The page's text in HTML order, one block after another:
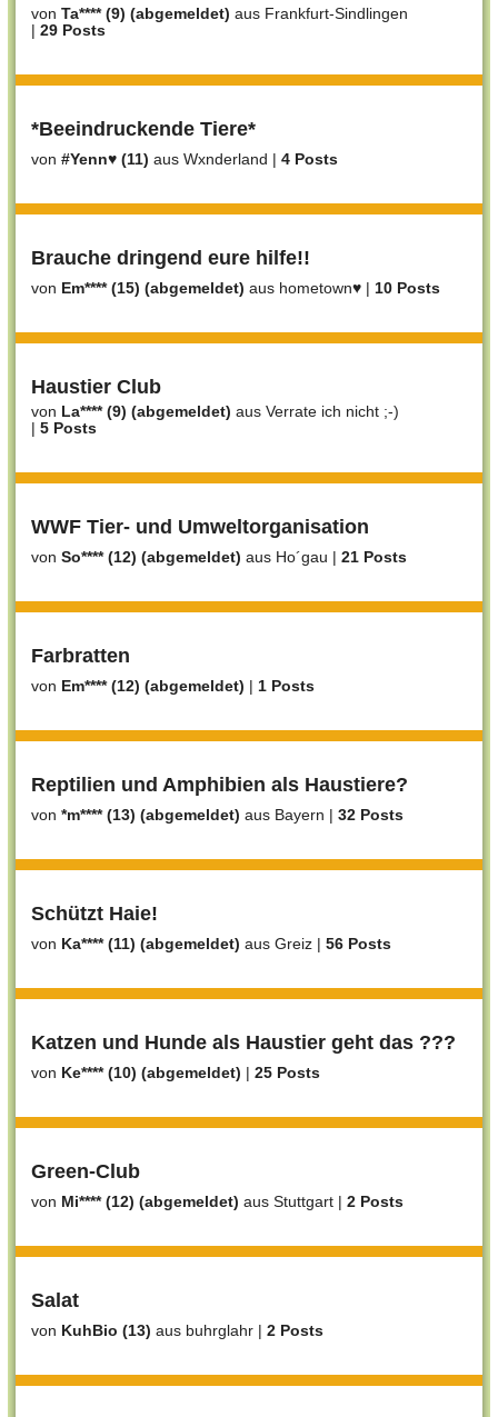
von Ta**** (9) (abgemeldet) aus Frankfurt-Sindlingen
| 29 Posts
*Beeindruckende Tiere*
von #Yenn♥ (11) aus Wxnderland | 4 Posts
Brauche dringend eure hilfe!!
von Em**** (15) (abgemeldet) aus hometown♥ | 10 Posts
Haustier Club
von La**** (9) (abgemeldet) aus Verrate ich nicht ;-)
| 5 Posts
WWF Tier- und Umweltorganisation
von So**** (12) (abgemeldet) aus Ho´gau | 21 Posts
Farbratten
von Em**** (12) (abgemeldet) | 1 Posts
Reptilien und Amphibien als Haustiere?
von *m**** (13) (abgemeldet) aus Bayern | 32 Posts
Schützt Haie!
von Ka**** (11) (abgemeldet) aus Greiz | 56 Posts
Katzen und Hunde als Haustier geht das ???
von Ke**** (10) (abgemeldet) | 25 Posts
Green-Club
von Mi**** (12) (abgemeldet) aus Stuttgart | 2 Posts
Salat
von KuhBio (13) aus buhrglahr | 2 Posts